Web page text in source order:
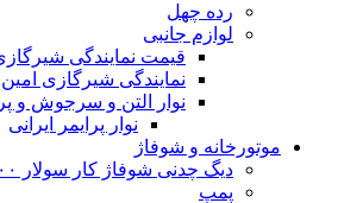
رده چهل
لوازم جانبی
قیمت نمایندگی
نمایندگی شیرگازی امین
نوار التن و سرجوش و
نوار پرایمر ایرانی
موتورخانه و شوفاژ
دیگ چدنی شوفاژ کار سولار ۴۰۰
پمپ